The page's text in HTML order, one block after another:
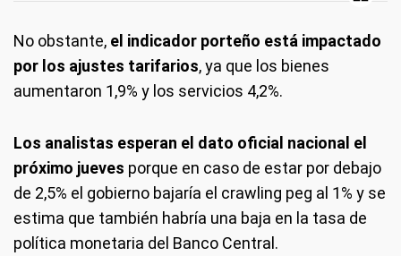
No obstante, el indicador porteño está impactado
por los ajustes tarifarios, ya que los bienes
aumentaron 1,9% y los servicios 4,2%.
Los analistas esperan el dato oficial nacional el
próximo jueves porque en caso de estar por debajo
de 2,5% el gobierno bajaría el crawling peg al 1% y se
estima que también habría una baja en la tasa de
política monetaria del Banco Central.